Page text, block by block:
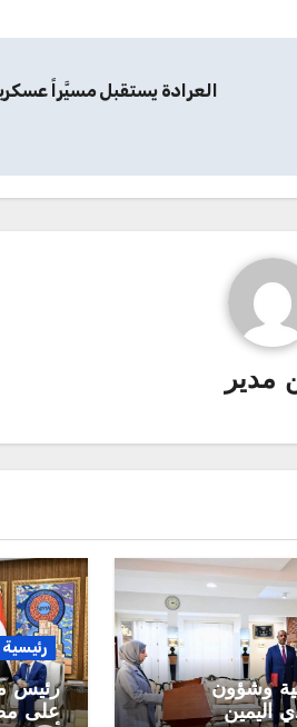
العرادة يستقبل مسيَّراً
مدير
وشؤون
اليمين
رئيسية
رئيس
على